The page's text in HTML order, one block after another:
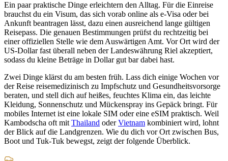
Ein paar praktische Dinge erleichtern den Alltag. Für die Einreise
brauchst du ein Visum, das sich vorab online als e-Visa oder bei
Ankunft beantragen lässt, dazu einen ausreichend lange gültigen
Reisepass. Die genauen Bestimmungen prüfst du rechtzeitig bei
einer offiziellen Stelle wie dem Auswärtigen Amt. Vor Ort wird der
US-Dollar fast überall neben der Landeswährung Riel akzeptiert,
sodass du kleine Beträge in Dollar gut bar dabei hast.
Zwei Dinge klärst du am besten früh. Lass dich einige Wochen vor
der Reise reisemedizinisch zu Impfschutz und Gesundheitsvorsorge
beraten, und stell dich auf heißes, feuchtes Klima ein, das leichte
Kleidung, Sonnenschutz und Mückenspray ins Gepäck bringt. Für
mobiles Internet ist eine lokale SIM oder eine eSIM praktisch. Weil
Kambodscha oft mit Thailand oderVietnam kombiniert wird, lohnt
der Blick auf die Landgrenzen. Wie du dich vor Ort zwischen Bus,
Boot und Tuk-Tuk bewegst, zeigt der folgende Überblick.